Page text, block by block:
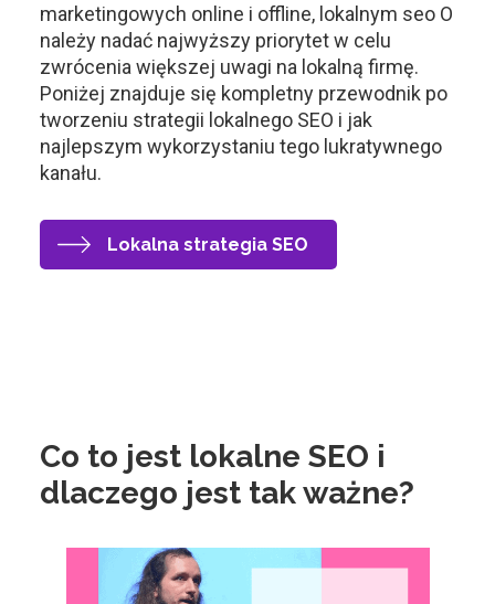
marketingowych online i offline, lokalnym seo O
należy nadać najwyższy priorytet w celu
zwrócenia większej uwagi na lokalną firmę.
Poniżej znajduje się kompletny przewodnik po
tworzeniu strategii lokalnego SEO i jak
najlepszym wykorzystaniu tego lukratywnego
kanału.
Lokalna strategia SEO
Co to jest lokalne SEO i
dlaczego jest tak ważne?